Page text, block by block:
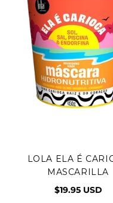
Agregar al
LOLA ELA É
MASCARILLA
$19.95 USD